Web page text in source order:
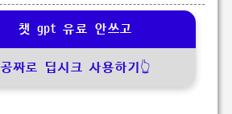
챗 gpt 유료 안쓰고
공짜로 딥시크 사용하기👆